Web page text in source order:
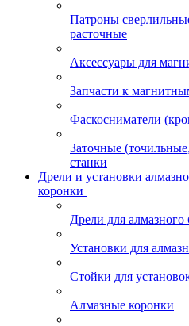
Патроны
расточные
Аксессуары для
Запчасти к
Фаскосниматели
Заточные
станки
Дрели и установки
коронки
Дрели для алмазного
Установки для
Стойки для
Алмазные коронки